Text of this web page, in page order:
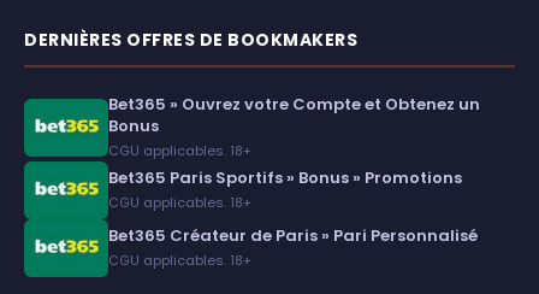
DERNIÈRES OFFRES DE BOOKMAKERS
Bet365 » Ouvrez votre Compte et Obtenez un
Bonus
CGU applicables. 18+
Bet365 Paris Sportifs » Bonus » Promotions
CGU applicables. 18+
Bet365 Créateur de Paris » Pari Personnalisé
CGU applicables. 18+